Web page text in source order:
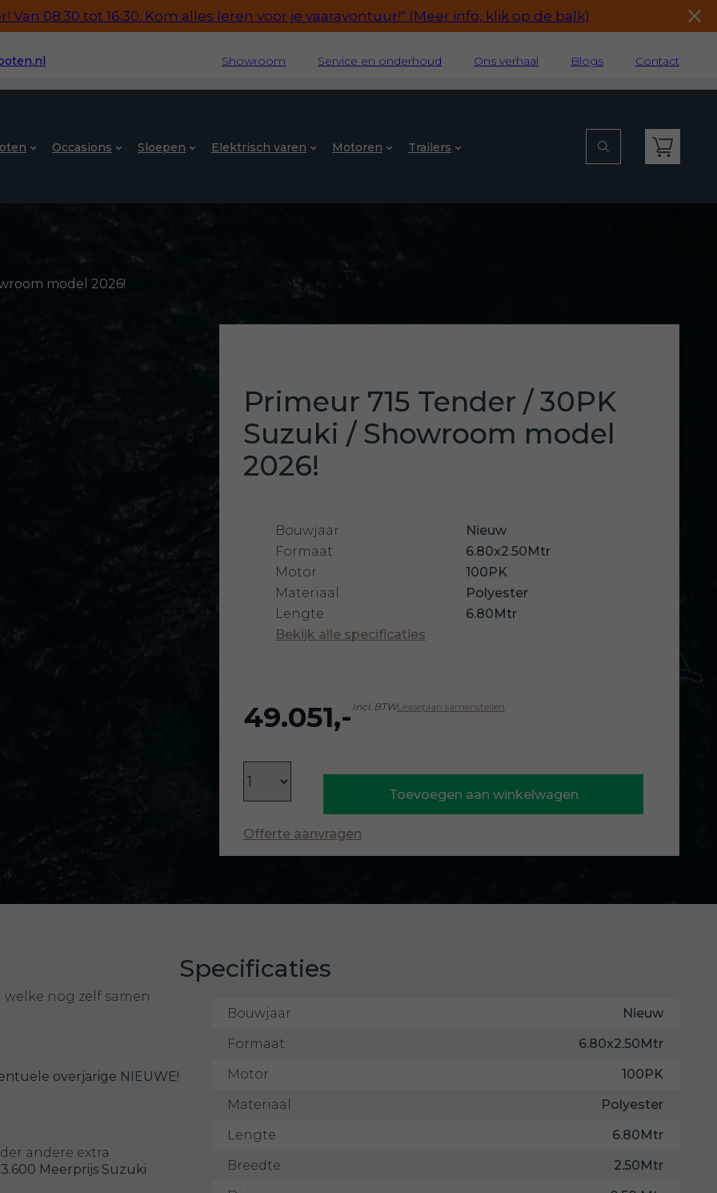
Van 08:30 tot 16:30. Kom alles leren voor je vaaravontuur!" (Meer info, klik op de balk)
Showroom Service en onderhoud Ons verhaal Blogs Contact
Occasions Sloepen Elektrisch varen Motoren Trailers
model 2026!
Primeur 715 Tender / 30PK
Suzuki / Showroom model
2026!
Bouwjaar
Nieuw
Formaat
6.80x2.50Mtr
Motor
100PK
Materiaal
Polyester
Lengte
6.80Mtr
Bekijk alle specificaties
49.051,- Incl. BTWLeaseplan samenstellen
Toevoegen aan winkelwagen
Offerte aanvragen
welke nog zelf samen
overjarige NIEUWE!
andere extra
Meerprijs Suzuki
Specificaties
Bouwjaar
Nieuw
Formaat
6.80x2.50Mtr
Motor
100PK
Materiaal
Polyester
Lengte
6.80Mtr
Breedte
2.50Mtr